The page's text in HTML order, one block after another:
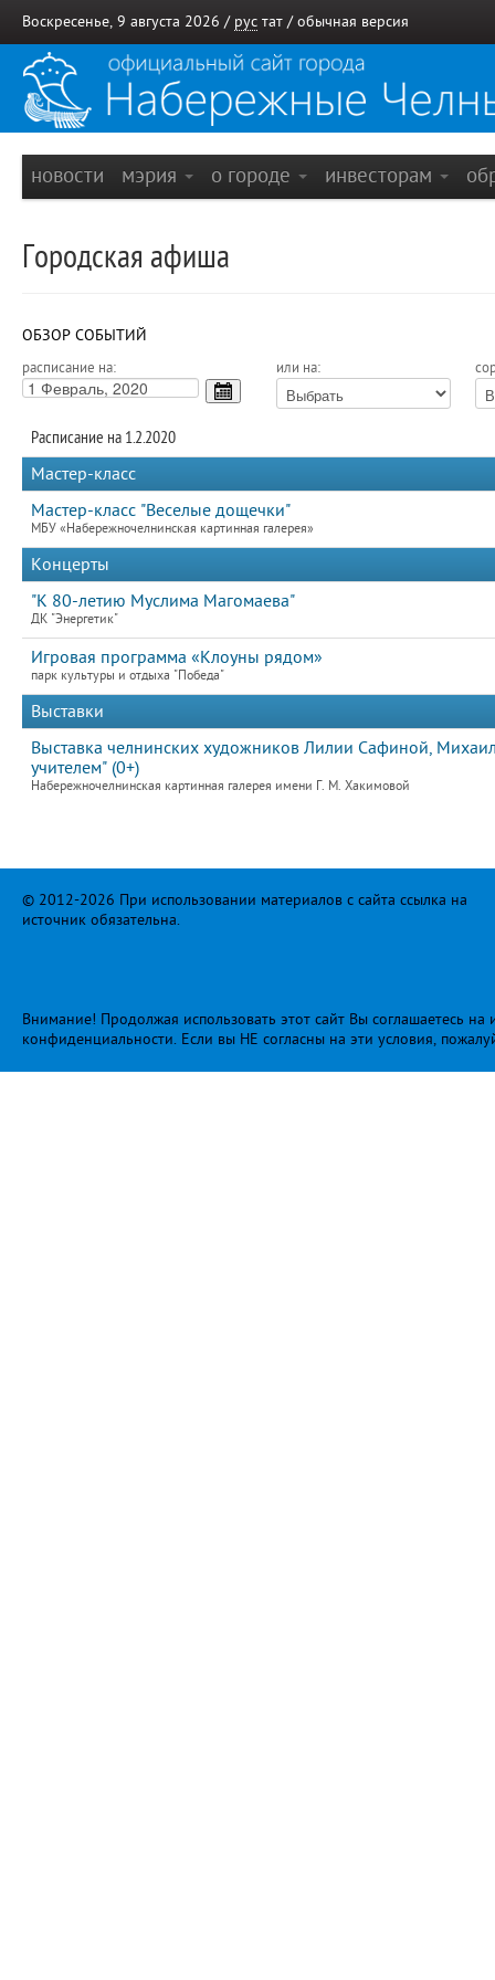
Воскресенье, 9 августа 2026 / рус тат / обычная версия
новости мэрия о городе инвесторам
Городская афиша
ОБЗОР СОБЫТИЙ
расписание на: или на:
Расписание на 1.2.2020
Мастер-класс
Мастер-класс "Веселые дощечки"
МБУ «Набережночелнинская картинная галерея»
Концерты
"К 80-летию Муслима Магомаева"
ДК "Энергетик"
Игровая программа «Клоуны рядом»
парк культуры и отдыха "Победа"
Выставки
Выставка челнинских художников Лилии Сафиной,
учителем" (0+)
Набережночелнинская картинная галерея имени Г. М. Хакимовой
© 2012-2026 При использовании материалов с сайта ссылка на
источник обязательна.
Внимание! Продолжая использовать этот сайт Вы соглашаетесь
конфиденциальности. Если вы НЕ согласны на эти условия,